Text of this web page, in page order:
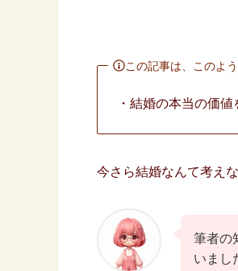
この記事は、このよ
・結婚の本当の価
今さら結婚なんて考え
筆者の
いまし